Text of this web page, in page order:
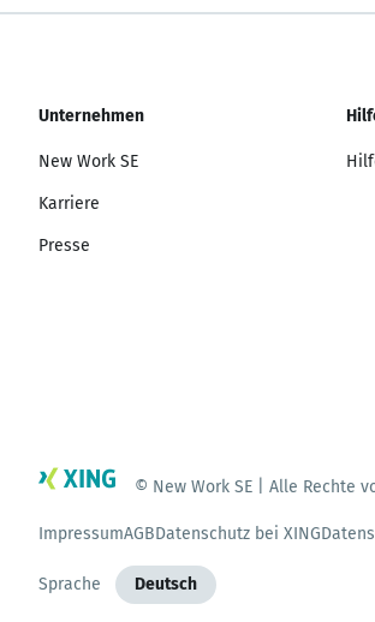
Unternehmen
New Work SE
Karriere
Presse
© New Work SE | Alle Rechte
ImpressumAGBDatenschutz bei XING
Sprache Deutsch